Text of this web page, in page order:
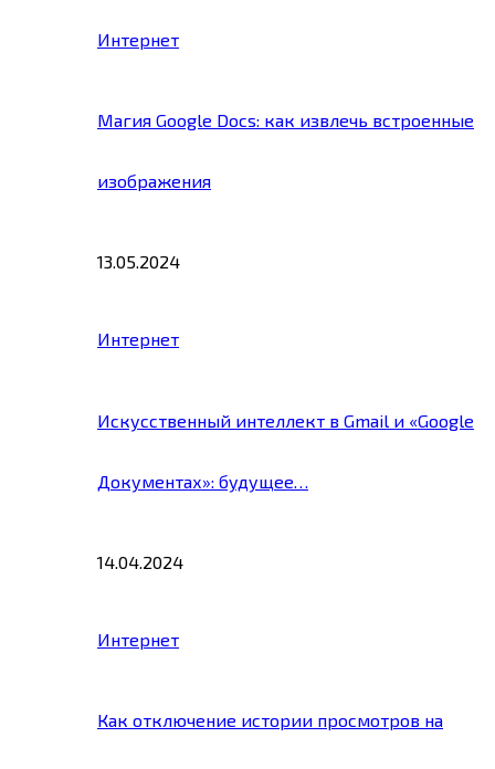
Интернет
Магия Google Docs: как извлечь встроенные
изображения
13.05.2024
Интернет
Искусственный интеллект в Gmail и «Google
Документах»: будущее…
14.04.2024
Интернет
Как отключение истории просмотров на